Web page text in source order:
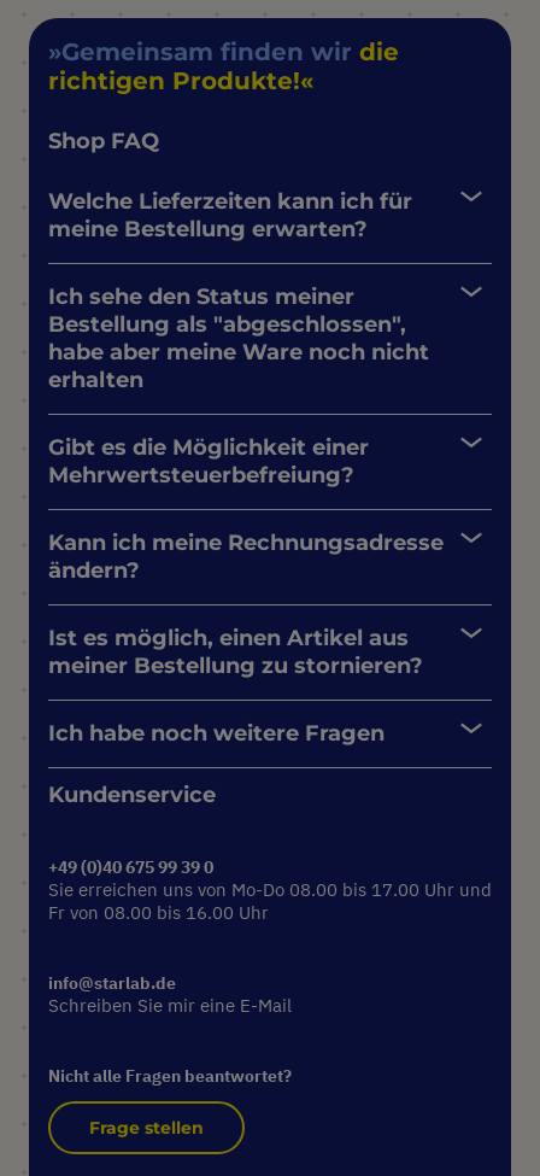
Gemeinsam finden wir die
richtigen Produkte!
Shop FAQ
Welche Lieferzeiten kann ich für
meine Bestellung erwarten?
Ich sehe den Status meiner
Bestellung als "abgeschlossen",
habe aber meine Ware noch nicht
erhalten
Gibt es die Möglichkeit einer
Mehrwertsteuerbefreiung?
Kann ich meine Rechnungsadresse
ändern?
Ist es möglich, einen Artikel aus
meiner Bestellung zu stornieren?
Ich habe noch weitere Fragen
Kundenservice
+49 (0)40 675 99 39 0
Sie erreichen uns von Mo-Do 08.00 bis 17.00 Uhr und
Fr von 08.00 bis 16.00 Uhr
info@starlab.de
Schreiben Sie mir eine E-Mail
Nicht alle Fragen beantwortet?
Frage stellen